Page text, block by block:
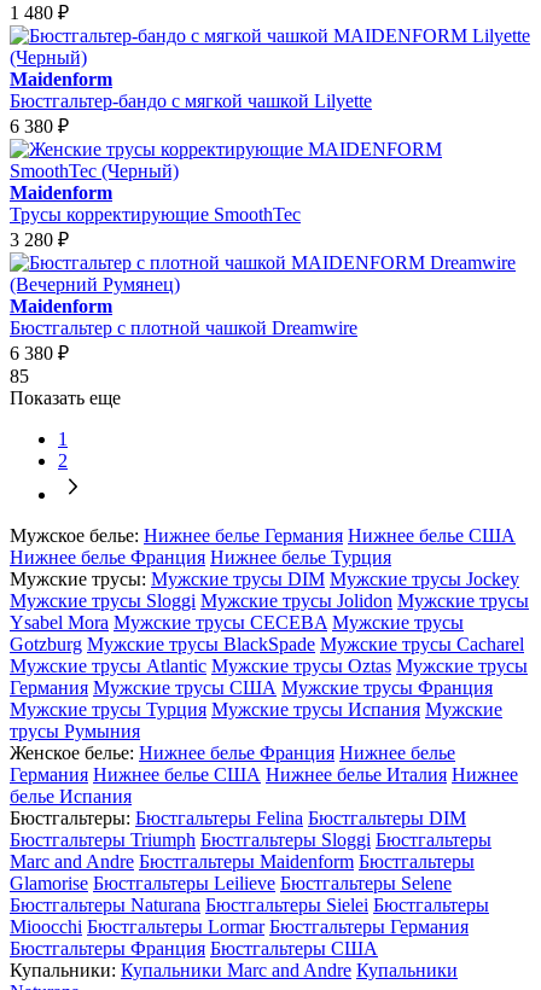
1 480 ₽
Maidenform
Бюстгальтер-бандо с мягкой чашкой Lilyette
6 380 ₽
Maidenform
Трусы корректирующие SmoothTec
3 280 ₽
Maidenform
Бюстгальтер с плотной чашкой Dreamwire
6 380 ₽
85
Показать еще
1
2
Мужское белье: Нижнее белье Германия Нижнее белье США
Нижнее белье Франция Нижнее белье Турция
Мужские трусы: Мужские трусы DIM Мужские трусы Jockey
Мужские трусы Sloggi Мужские трусы Jolidon Мужские трусы
Ysabel Mora Мужские трусы CECEBA Мужские трусы
Gotzburg Мужские трусы BlackSpade Мужские трусы Cacharel
Мужские трусы Atlantic Мужские трусы Oztas Мужские трусы
Германия Мужские трусы США Мужские трусы Франция
Мужские трусы Турция Мужские трусы Испания Мужские
трусы Румыния
Женское белье: Нижнее белье Франция Нижнее белье
Германия Нижнее белье США Нижнее белье Италия Нижнее
белье Испания
Бюстгальтеры: Бюстгальтеры Felina Бюстгальтеры DIM
Бюстгальтеры Triumph Бюстгальтеры Sloggi Бюстгальтеры
Marc and Andre Бюстгальтеры Maidenform Бюстгальтеры
Glamorise Бюстгальтеры Leilieve Бюстгальтеры Selene
Бюстгальтеры Naturana Бюстгальтеры Sielei Бюстгальтеры
Mioocchi Бюстгальтеры Lormar Бюстгальтеры Германия
Бюстгальтеры Франция Бюстгальтеры США
Купальники: Купальники Marc and Andre Купальники